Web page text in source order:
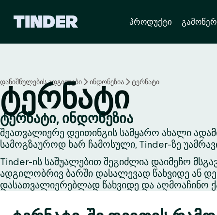
H
o
m
e
პროდუქტი
დანიშნულების ადგილები ინდონეზია ტერნატი
ტერნატი
ტერნატი, ინდონეზია
შეათვალიერე დეითინგის სამყარო ახალი
სამოგზაუროდ ხარ ჩამოსული, Tinder-ზე
Tinder-ის საშუალებით შეგიძლია დაიმეჩო
ადგილობრივ ბარში დასალევად წახვიდე ან
დასათვალიერებლად წახვიდე და აღმოაჩინო